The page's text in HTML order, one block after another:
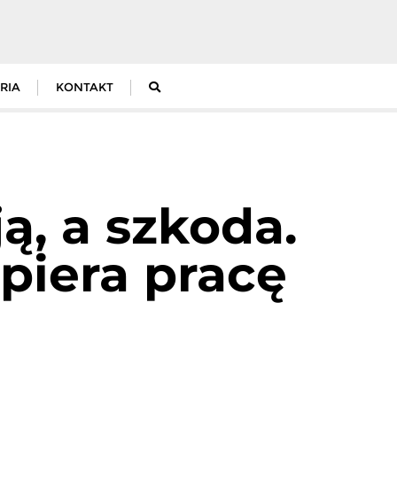
KONTAKT
a szkoda.
pracę